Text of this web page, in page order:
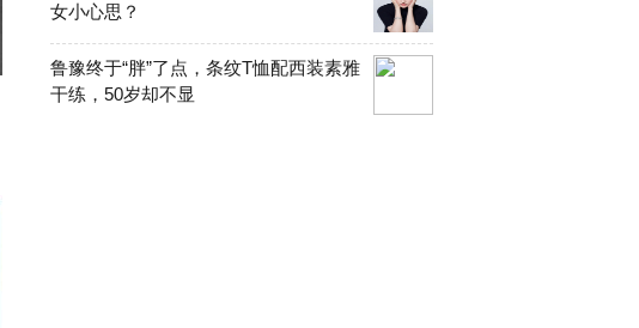
女小心思？
鲁豫终于“胖”了点，条纹T恤配西装素雅
干练，50岁却不显